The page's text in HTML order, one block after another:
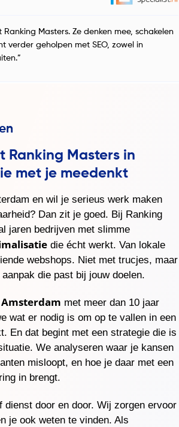
Masters. Ze denken mee, schakelen
verder geholpen met SEO, zowel in
Ranking Masters in
met je meedenkt
en wil je serieus werk maken
Dan zit je goed. Bij Ranking
jaren bedrijven met slimme
die écht werkt. Van lokale
webshops. Niet met trucjes, maar
die past bij jouw doelen.
Amsterdam met meer dan 10 jaar
wat er nodig is om op te vallen in een
En dat begint met een strategie die is
We analyseren waar je kansen
misloopt, en hoe je daar met een
in brengt.
dienst door en door. Wij zorgen ervoor
je ook weten te vinden. Als